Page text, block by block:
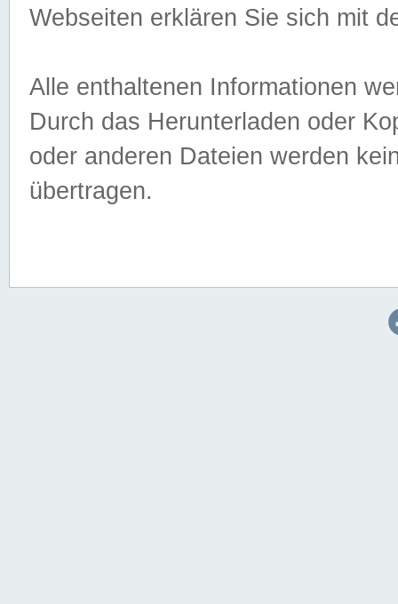
Webseiten erklären Sie sich mit
Alle enthaltenen Informationen
Durch das Herunterladen oder
oder anderen Dateien werden
übertragen.